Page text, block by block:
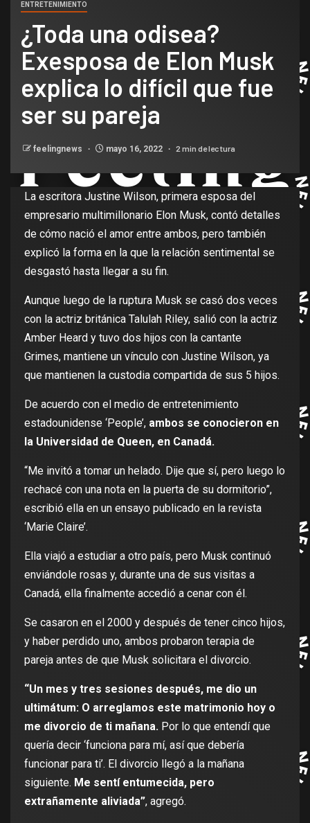
ENTRETENIMIENTO
¿Toda una odisea?
Exesposa de Elon Musk
explica lo difícil que fue
ser su pareja
feelingnews mayo 16, 2022 2 min de lectura
La escritora Justine Wilson, primera esposa del
empresario multimillonario Elon Musk, contó detalles
de cómo nació el amor entre ambos, pero también
explicó la forma en la que la relación sentimental se
desgastó hasta llegar a su fin.
Aunque luego de la ruptura Musk se casó dos veces
con la actriz británica Talulah Riley, salió con la actriz
Amber Heard y tuvo dos hijos con la cantante
Grimes, mantiene un vínculo con Justine Wilson, ya
que mantienen la custodia compartida de sus 5 hijos.
De acuerdo con el medio de entretenimiento
estadounidense ‘People’, ambos se conocieron en
la Universidad de Queen, en Canadá.
“Me invitó a tomar un helado. Dije que sí, pero luego lo
rechacé con una nota en la puerta de su dormitorio”,
escribió ella en un ensayo publicado en la revista
‘Marie Claire’.
Ella viajó a estudiar a otro país, pero Musk continuó
enviándole rosas y, durante una de sus visitas a
Canadá, ella finalmente accedió a cenar con él.
Se casaron en el 2000 y después de tener cinco hijos,
y haber perdido uno, ambos probaron terapia de
pareja antes de que Musk solicitara el divorcio.
“Un mes y tres sesiones después, me dio un
ultimátum: O arreglamos este matrimonio hoy o
me divorcio de ti mañana. Por lo que entendí que
quería decir ‘funciona para mí, así que debería
funcionar para ti’. El divorcio llegó a la mañana
siguiente. Me sentí entumecida, pero
extrañamente aliviada”, agregó.